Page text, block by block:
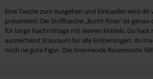
Eine Tasche zum Ausgehen und Einkaufen wird dir
präsentiert: Die Stofftasche „Burnt Rose" ist genau
für lange Nachmittage mit deinen Mädels. Du hast
ausreichend Stauraum für alle Eroberungen, du
noch ne gute Figur. Das brennende Rosenmotiv